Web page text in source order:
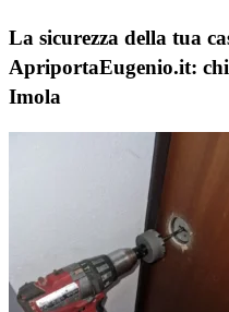
La sicurezza della tua
ApriportaEugenio.it:
Imola